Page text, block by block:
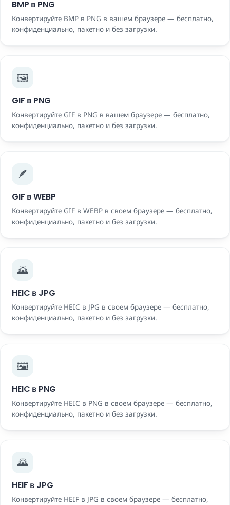
BMP в PNG
Конвертируйте BMP в PNG в вашем браузере — бесплатно,
конфиденциально, пакетно и без загрузки.
🖼️
GIF в PNG
Конвертируйте GIF в PNG в вашем браузере — бесплатно,
конфиденциально, пакетно и без загрузки.
🪶
GIF в WEBP
Конвертируйте GIF в WEBP в своем браузере — бесплатно,
конфиденциально, пакетно и без загрузки.
🌄
HEIC в JPG
Конвертируйте HEIC в JPG в своем браузере — бесплатно,
конфиденциально, пакетно и без загрузки.
🖼️
HEIC в PNG
Конвертируйте HEIC в PNG в своем браузере — бесплатно,
конфиденциально, пакетно и без загрузки.
🌄
HEIF в JPG
Конвертируйте HEIF в JPG в своем браузере — бесплатно,